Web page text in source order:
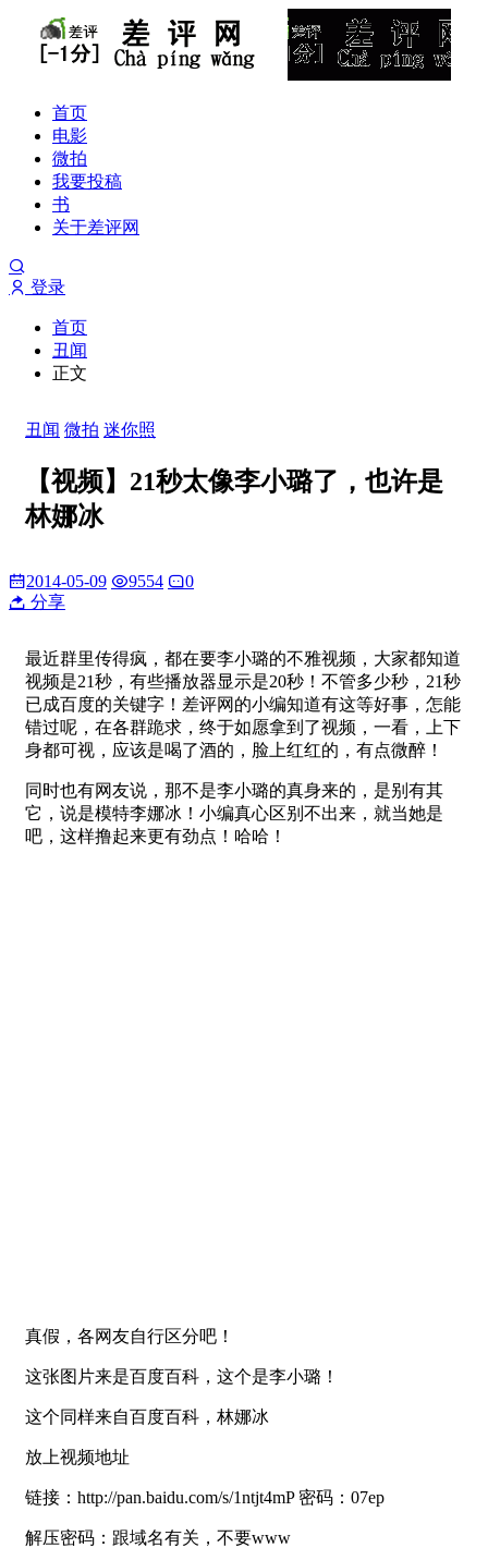
首页
电影
微拍
我要投稿
书
关于差评网
登录
首页
丑闻
正文
丑闻 微拍 迷你照
【视频】21秒太像李小璐了，也许是
林娜冰
2014-05-09 9554
0
分享
最近群里传得疯，都在要李小璐的不雅视频，大家都知道
视频是21秒，有些播放器显示是20秒！不管多少秒，21秒
已成百度的关键字！差评网的小编知道有这等好事，怎能
错过呢，在各群跪求，终于如愿拿到了视频，一看，上下
身都可视，应该是喝了酒的，脸上红红的，有点微醉！
同时也有网友说，那不是李小璐的真身来的，是别有其
它，说是模特李娜冰！小编真心区别不出来，就当她是
吧，这样撸起来更有劲点！哈哈！
真假，各网友自行区分吧！
这张图片来是百度百科，这个是李小璐！
这个同样来自百度百科，林娜冰
放上视频地址
链接：http://pan.baidu.com/s/1ntjt4mP 密码：07ep
解压密码：跟域名有关，不要www